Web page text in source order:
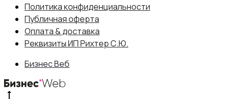
Политика конфиденциальности
Публичная оферта
Оплата & доставка
Реквизиты ИП Рихтер С.Ю.
Бизнес Веб